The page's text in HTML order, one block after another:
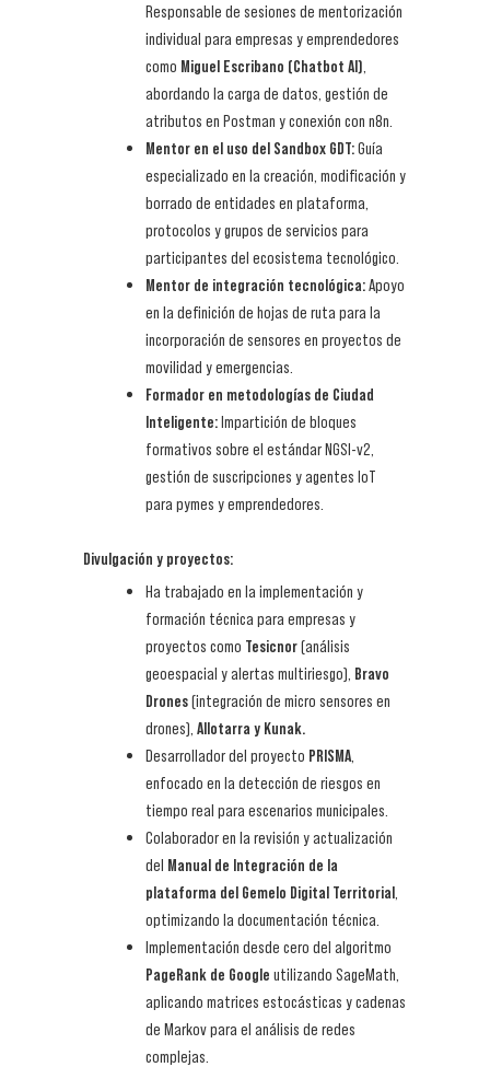
Responsable de sesiones de mentorización
individual para empresas y emprendedores
como Miguel Escribano (Chatbot AI)
abordando la carga de datos, gestión de
atributos en Postman y conexión con n8n.
Mentor en el uso del Sandbox GDT:Guía
especializado en la creación, modificación y
borrado de entidades en plataforma,
protocolos y grupos de servicios para
participantes del ecosistema tecnológico.
Mentor de integración tecnológica:Apoyo
en la definición de hojas de ruta para la
incorporación de sensores en proyectos de
movilidad y emergencias.
Formador en metodologías de Ciudad
Inteligente:Impartición de bloques
formativos sobre el estándar NGSI-v2,
gestión de suscripciones y agentes IoT
para pymes y emprendedores.
Divulgación y proyectos:
Ha trabajado en la implementación y
formación técnica para empresas y
proyectos como Tesicnor(análisis
geoespacial y alertas multiriesgo), Bravo
Drones(integración de micro sensores en
drones), Allotarra y Kunak.
Desarrollador del proyecto PRISMA
enfocado en la detección de riesgos en
tiempo real para escenarios municipales.
Colaborador en la revisión y actualización
del Manual de Integración de la
plataforma del Gemelo Digital Territorial
optimizando la documentación técnica.
Implementación desde cero del algoritmo
PageRank de Google utilizando SageMath,
aplicando matrices estocásticas y cadenas
de Markov para el análisis de redes
complejas.